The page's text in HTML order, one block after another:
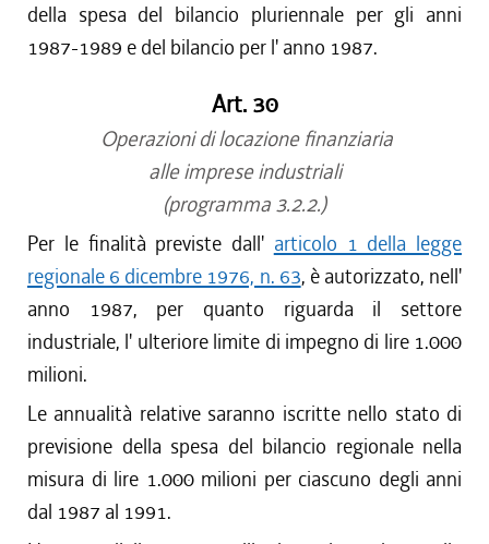
della spesa del bilancio pluriennale per gli anni
1987-1989 e del bilancio per l' anno 1987.
Art. 30
Operazioni di locazione finanziaria
alle imprese industriali
(programma 3.2.2.)
Per le finalità previste dall' articolo 1 della legge
regionale 6 dicembre 1976, n. 63, è autorizzato, nell'
anno 1987, per quanto riguarda il settore
industriale, l' ulteriore limite di impegno di lire 1.000
milioni.
Le annualità relative saranno iscritte nello stato di
previsione della spesa del bilancio regionale nella
misura di lire 1.000 milioni per ciascuno degli anni
dal 1987 al 1991.